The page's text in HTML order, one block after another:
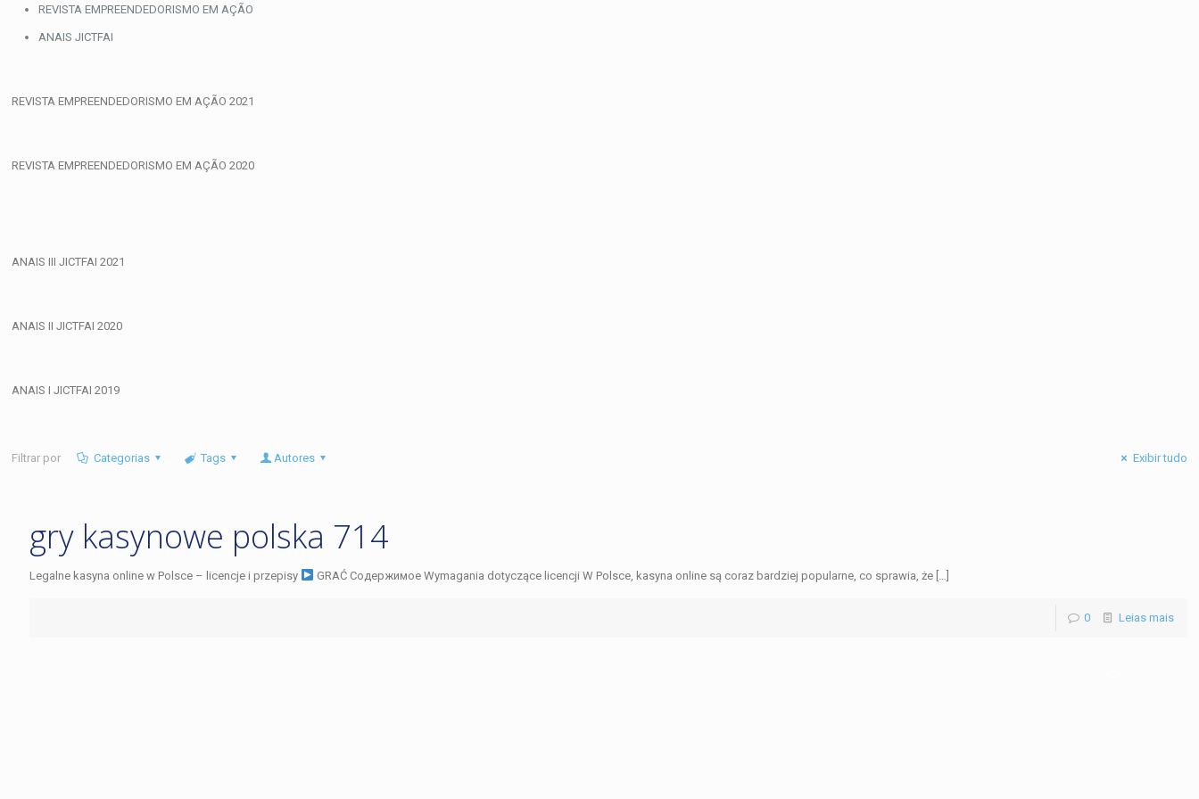
REVISTA EMPREENDEDORISMO EM AÇÃO
ANAIS JICTFAI
REVISTA EMPREENDEDORISMO EM AÇÃO 2021
REVISTA EMPREENDEDORISMO EM AÇÃO 2020
ANAIS III JICTFAI 2021
ANAIS II JICTFAI 2020
ANAIS I JICTFAI 2019
Filtrar por Categorias Tags Autores Exibir tudo
gry kasynowe polska 714
Legalne kasyna online w Polsce – licencje i przepisy GRAĆ Содержимое Wymagania dotyczące licencji W Polsce, kasyna online są coraz bardziej popularne, co sprawia, że […]
0 Leias mais